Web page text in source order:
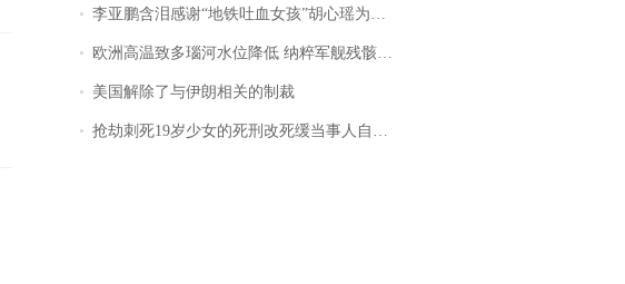
李亚鹏含泪感谢“地铁吐血女孩”胡心瑶为嫣然天使捐99999元：这份捐赠太沉重，尊重其捐赠意愿，个人向胡心瑶和她的病友之家各捐赠99999元
欧洲高温致多瑙河水位降低 纳粹军舰残骸重见天日
美国解除了与伊朗相关的制裁
抢劫刺死19岁少女的死刑改死缓当事人自述：出狱11年间始终刻意躲避被害人家属